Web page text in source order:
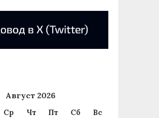
Август 2026
Ср Чт Пт Сб
Вс